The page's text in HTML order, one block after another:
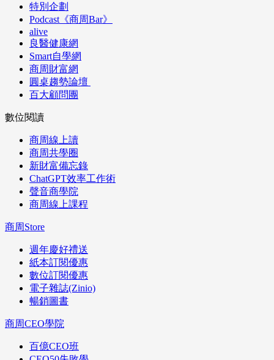
特別企劃
Podcast《商周Bar》
alive
良醫健康網
Smart自學網
商周財富網
圓桌趨勢論壇
百大顧問團
數位閱讀
商周線上讀
商周共學圈
新財富備忘錄
ChatGPT效率工作術
聲音商學院
商周線上課程
商周Store
週年慶好禮送
紙本訂閱優惠
數位訂閱優惠
電子雜誌(Zinio)
暢銷圖書
商周CEO學院
百億CEO班